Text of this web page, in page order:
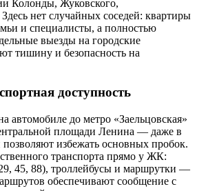
Колонды, Жуковского,
нет случайных соседей: квартиры
и специалисты, а полностью
выезды на городские
тишину и безопасность на
доступность
автомобиле до метро «Заельцовская»
площади Ленина — даже в
позволяют избежать основных пробок.
транспорта прямо у ЖК:
45, 88), троллейбусы и маршрутки —
обеспечивают сообщение с